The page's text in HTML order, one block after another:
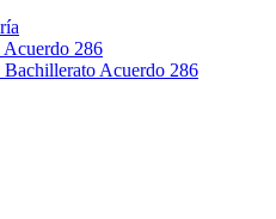
286
Acuerdo 286